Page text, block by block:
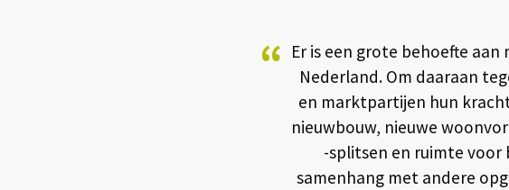
“ Er is een grote behoefte
Nederland. Om daaraan
en marktpartijen hun
nieuwbouw, nieuwe
-splitsen en ruimte voor
samenhang met andere